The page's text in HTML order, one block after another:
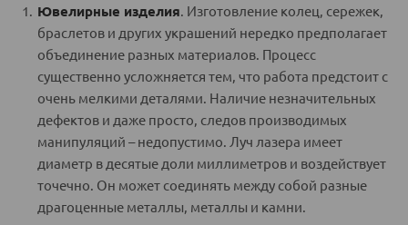
Ювелирные изделия . Изготовление колец, сережек,
браслетов и других украшений нередко предполагает
объединение разных материалов. Процесс
существенно усложняется тем, что работа предстоит с
очень мелкими деталями. Наличие незначительных
дефектов и даже просто, следов производимых
манипуляций – недопустимо. Луч лазера имеет
диаметр в десятые доли миллиметров и воздействует
точечно. Он может соединять между собой разные
драгоценные металлы, металлы и камни.